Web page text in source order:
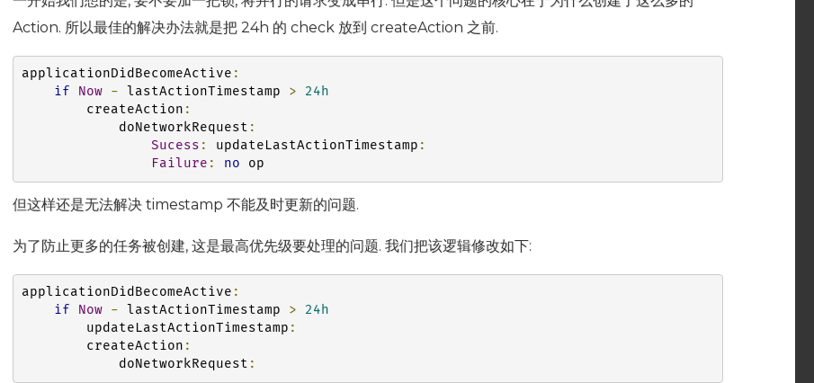
Action. 所以最佳的解决办法就是把 24h 的 check 放到 createAction 之前.
applicationDidBecomeActive :
if
Now - lastActionTimestamp >
24h
        createAction
:
            doNetworkRequest
:
Sucess : updateLastActionTimestamp :
Failure : no op
但这样还是无法解决 timestamp 不能及时更新的问题.
为了防止更多的任务被创建, 这是最高优先级要处理的问题. 我们把该逻辑修改如下:
applicationDidBecomeActive :
if
Now - lastActionTimestamp >
24h
        updateLastActionTimestamp
:
        createAction
:
            doNetworkRequest
: